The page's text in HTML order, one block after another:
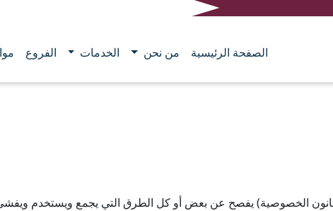
الصفحة الرئيسية من نحن الخدمات الفروع
الخصوصية) يفصح عن بعض أو كل الطرق التي يجمع ويستخدم ويفشي